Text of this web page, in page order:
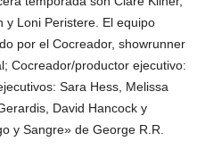
y Loni Peristere. El equipo
por el Cocreador, showrunner
Cocreador/productor ejecutivo:
Sara Hess, Melissa
David Hancock y
y Sangre» de George R.R.